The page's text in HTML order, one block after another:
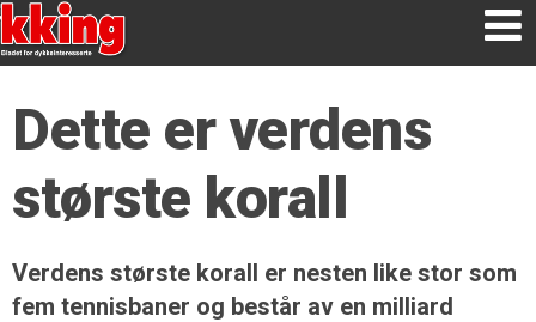
Dette er verdens
største korall
Verdens største korall er nesten like stor som
fem tennisbaner og består av en milliard